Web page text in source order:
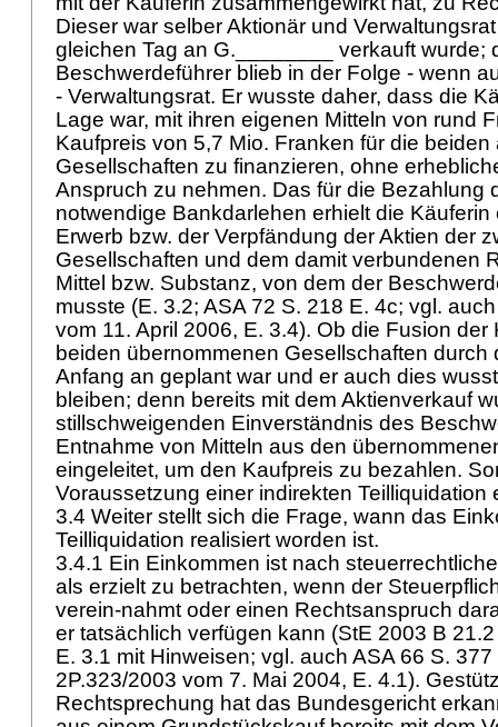
Dieser war selber Aktionär und
gleichen Tag an G.________ verkauft wurde;
Beschwerdeführer blieb in der Folge - wenn
- Verwaltungsrat. Er wusste daher, dass die
Lage war, mit ihren eigenen Mitteln von rund
Kaufpreis von 5,7 Mio. Franken für die beiden
Gesellschaften zu finanzieren, ohne
Anspruch zu nehmen. Das für die Bezahlung
notwendige Bankdarlehen erhielt die Käuferin
Erwerb bzw. der Verpfändung der Aktien der
Gesellschaften und dem damit verbundenen
Mittel bzw. Substanz, von dem der
musste (E. 3.2; ASA 72 S. 218 E. 4c; vgl.
vom 11. April 2006, E. 3.4). Ob die Fusion der
beiden übernommenen Gesellschaften durch
Anfang an geplant war und er auch dies
bleiben; denn bereits mit dem Aktienverkauf
stillschweigenden Einverständnis des
Entnahme von Mitteln aus den
eingeleitet, um den Kaufpreis zu bezahlen.
Voraussetzung einer indirekten Teilliquidation
3.4 Weiter stellt sich die Frage, wann das
Teilliquidation realisiert worden ist.
3.4.1 Ein Einkommen ist nach
als erzielt zu betrachten, wenn der
verein-nahmt oder einen Rechtsanspruch
er tatsächlich verfügen kann (StE 2003 B
E. 3.1 mit Hinweisen; vgl. auch ASA 66 S. 377
2P.323/2003 vom 7. Mai 2004, E. 4.1).
Rechtsprechung hat das Bundesgericht